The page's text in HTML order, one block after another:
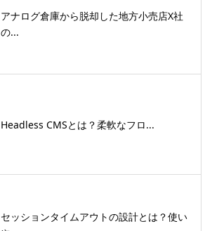
アナログ倉庫から脱却した地方小売店X社
の...
Headless CMSとは？柔軟なフロ...
セッションタイムアウトの設計とは？使い